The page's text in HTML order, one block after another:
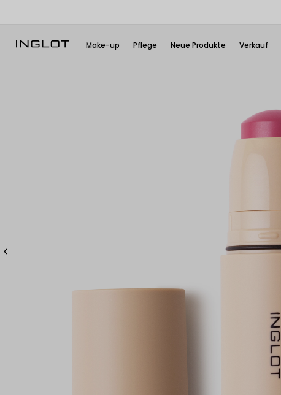
Make-up Pflege Neue Produkte Verkauf
